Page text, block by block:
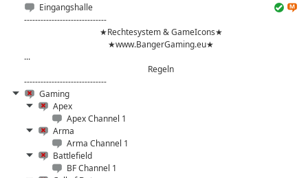
Eingangshalle
------------------------------
★Rechtesystem & GameIcons★
★www.BangerGaming.eu★
...
Regeln
------------------------------
Gaming
Apex
Apex Channel 1
Arma
Arma Channel 1
Battlefield
BF Channel 1